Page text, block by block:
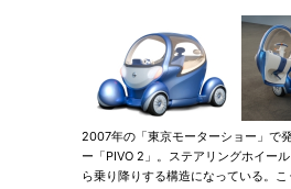
2007年の「東京モーターショー」で
ー「PIVO 2」。ステアリングホイー
ら乗り降りする構造になっている。